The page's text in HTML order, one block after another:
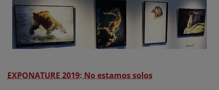
EXPONATURE 2019: No estamos solos